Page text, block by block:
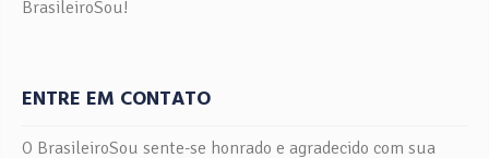
BrasileiroSou!
ENTRE EM CONTATO
O BrasileiroSou sente-se honrado e agradecido com sua